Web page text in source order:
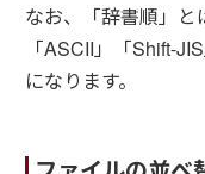
なお、「辞書順」と
「ASCII」「Shift-
になります。